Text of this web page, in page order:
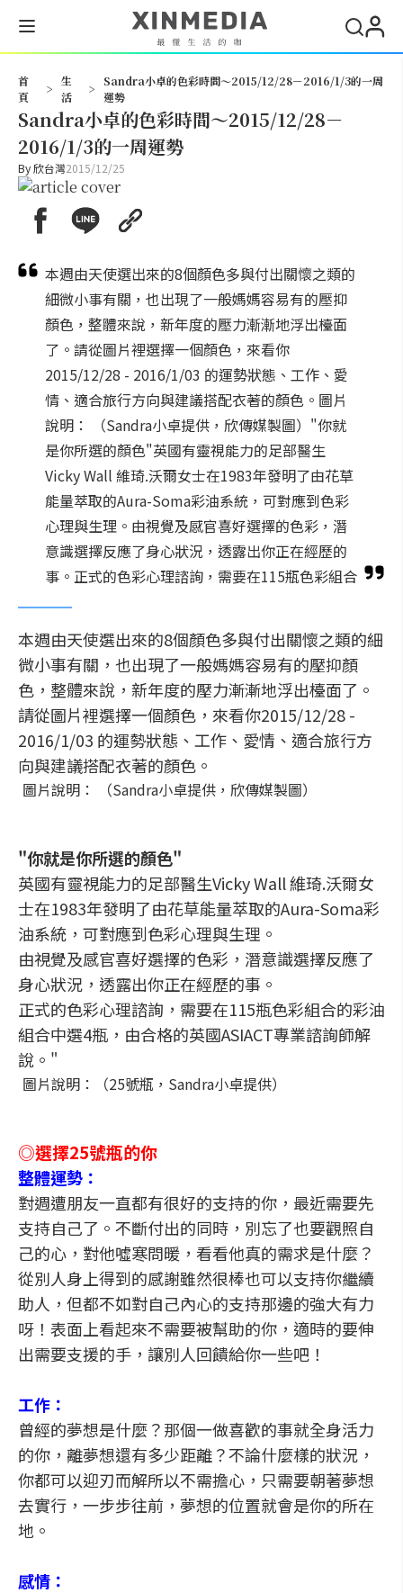
首
頁
>
生
活
>
Sandra小卓的色彩時間～2015/12/28－2016/1/3的一周
運勢
Sandra小卓的色彩時間～2015/12/28－
2016/1/3的一周運勢
By欣台灣2015/12/25
本週由天使選出來的8個顏色多與付出關懷之類的
細微小事有關，也出現了一般媽媽容易有的壓抑
顏色，整體來說，新年度的壓力漸漸地浮出檯面
了。請從圖片裡選擇一個顏色，來看你
2015/12/28 - 2016/1/03 的運勢狀態、工作、愛
情、適合旅行方向與建議搭配衣著的顏色。圖片
說明： （Sandra小卓提供，欣傳媒製圖）"你就
是你所選的顏色"英國有靈視能力的足部醫生
Vicky Wall 維琦.沃爾女士在1983年發明了由花草
能量萃取的Aura-Soma彩油系統，可對應到色彩
心理與生理。由視覺及感官喜好選擇的色彩，潛
意識選擇反應了身心狀況，透露出你正在經歷的
事。正式的色彩心理諮詢，需要在115瓶色彩組合
本週由天使選出來的8個顏色多與付出關懷之類的細
微小事有關，也出現了一般媽媽容易有的壓抑顏
色，整體來說，新年度的壓力漸漸地浮出檯面了。
請從圖片裡選擇一個顏色，來看你2015/12/28 -
2016/1/03 的運勢狀態、工作、愛情、適合旅行方
向與建議搭配衣著的顏色。
圖片說明： （Sandra小卓提供，欣傳媒製圖）
"你就是你所選的顏色"
英國有靈視能力的足部醫生Vicky Wall 維琦.沃爾女
士在1983年發明了由花草能量萃取的Aura-Soma彩
油系統，可對應到色彩心理與生理。
由視覺及感官喜好選擇的色彩，潛意識選擇反應了
身心狀況，透露出你正在經歷的事。
正式的色彩心理諮詢，需要在115瓶色彩組合的彩油
組合中選4瓶，由合格的英國ASIACT專業諮詢師解
說。"
圖片說明：（25號瓶，Sandra小卓提供）
◎選擇25號瓶的你
整體運勢：
對週遭朋友一直都有很好的支持的你，最近需要先
支持自己了。不斷付出的同時，別忘了也要觀照自
己的心，對他噓寒問暖，看看他真的需求是什麼？
從別人身上得到的感謝雖然很棒也可以支持你繼續
助人，但都不如對自己內心的支持那邊的強大有力
呀！表面上看起來不需要被幫助的你，適時的要伸
出需要支援的手，讓別人回饋給你一些吧！
工作：
曾經的夢想是什麼？那個一做喜歡的事就全身活力
的你，離夢想還有多少距離？不論什麼樣的狀況，
你都可以迎刃而解所以不需擔心，只需要朝著夢想
去實行，一步步往前，夢想的位置就會是你的所在
地。
感情：